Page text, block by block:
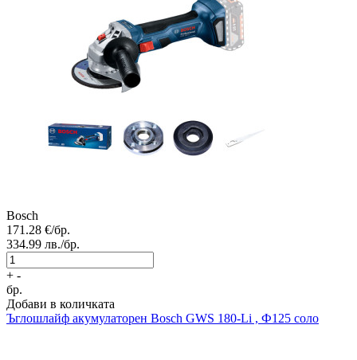
Bosch
171.28 €/бр.
334.99 лв./бр.
+ -
бр.
Добави в количката
Ъглошлайф акумулаторен Bosch GWS 180-Li , Ф125 соло